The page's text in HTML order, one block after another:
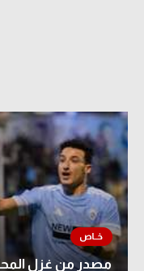
مصدر من غزل